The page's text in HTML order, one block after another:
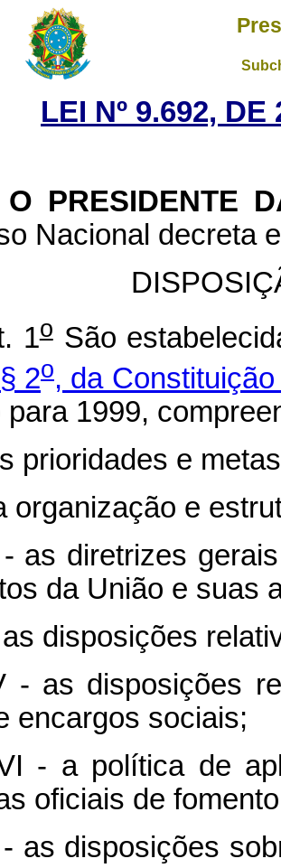
LEI Nº 9.692,
DA
Nacional decreta
1oSão
2o, da
para 1999,
e metas
e
gerais
da União e suas
encargos sociais;
de
oficiais de
disposições